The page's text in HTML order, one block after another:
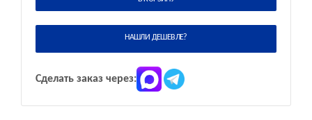
НАШЛИ ДЕШЕВЛЕ?
Сделать заказ через: